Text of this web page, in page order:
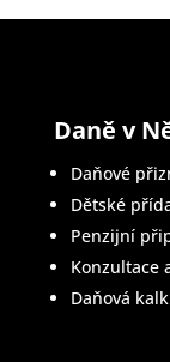
Daně v
Daňové
Dětské
Penzijní
Konzultace
Daňová